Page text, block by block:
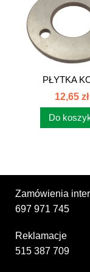
PŁYTKA
POŚREDNIEGO
12,65 zł
Do
Zamówienia
697 971 745
Reklamacje
515 387 709